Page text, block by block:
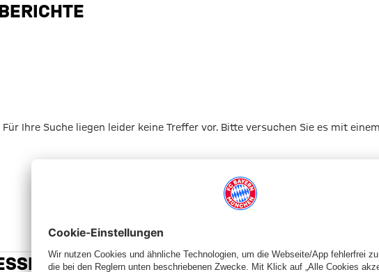
Für Ihre Suche liegen leider keine Treffer vor. Bitte versuchen Sie es mit